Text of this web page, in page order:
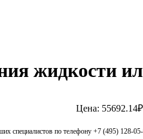
жидкости
Цена: 55692.14₽
специалистов по телефону +7 (495) 128-